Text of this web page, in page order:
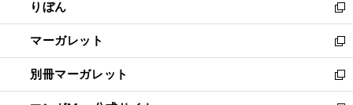
く
で
開
く
ド
ウ
で
開
く
ィ
ン
ド
ウ
で
開
りぼん
新
し
い
ウ
ィ
ン
マーガレット
新
し
い
ウ
別冊マーガレット
新
し